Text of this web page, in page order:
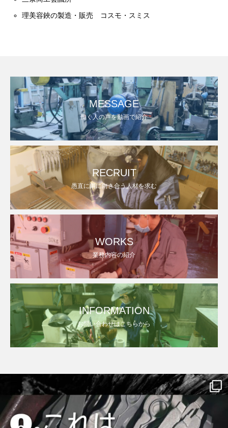
理美容鋏の製造・販売 コスモ・スミス
MESSAGE
働く人の声を動画で紹介
RECRUIT
愚直に鋼に向き合う人材を求む
WORKS
業務内容の紹介
INFORMATION
お問い合わせはこちらから